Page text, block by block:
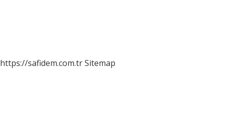
https://safidem.com.trSitemap